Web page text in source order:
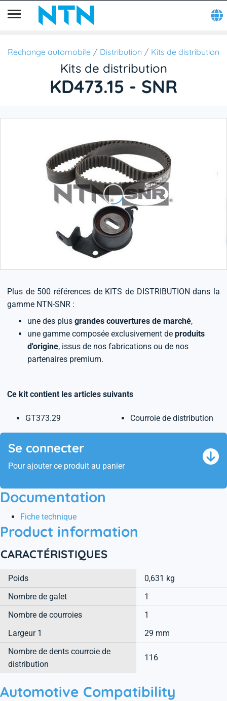
Rechange automobile Distribution Kits de distribution
Kits de distribution
KD473.15 - SNR
Plus de 500 références de KITS de DISTRIBUTION dans la
gamme NTN-SNR :
une des plus grandes couvertures de marché,
une gamme composée exclusivement de produits
d'origine, issus de nos fabrications ou de nos
partenaires premium.
Ce kit contient les articles suivants
GT373.29 Courroie de distribution
Se connecter
Pour ajouter ce produit au panier
Documentation
Fiche technique
Product information
CARACTÉRISTIQUES
Poids
0,631 kg
Nombre de galet
1
Nombre de courroies
1
Largeur 1
29 mm
Nombre de dents courroie de
distribution
116
Automotive Compatibility